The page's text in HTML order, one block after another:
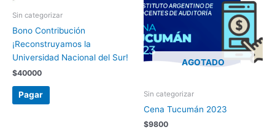
Sin categorizar
Bono Contribución
¡Reconstruyamos la
Universidad Nacional del Sur!
$40000
Pagar
AGOTADO
Sin categorizar
Cena Tucumán 2023
$9800